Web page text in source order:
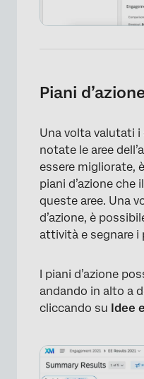
Piani
Una volta valutati
notate le aree
essere migliorate,
piani d’azione
queste aree. Una
d’azione, è
attività e segnare
I piani d’azione
andando in alto a
cliccando su Idee